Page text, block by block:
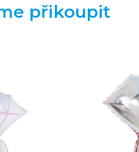
přikoupit